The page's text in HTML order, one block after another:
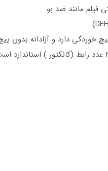
فیلم مانند ضد بو
خوردگی دارد و آزادانه بدون